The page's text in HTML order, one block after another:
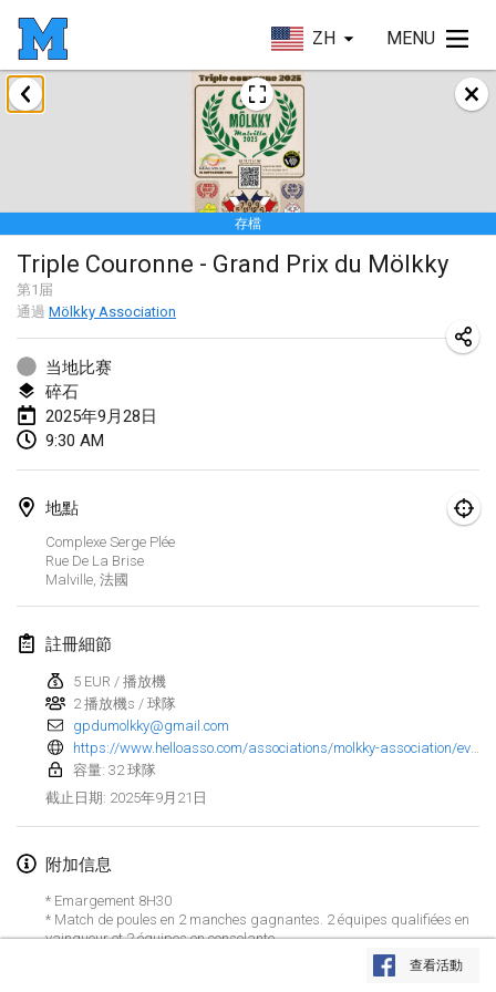
ZH MENU
显示列表
存檔
Triple Couronne - Grand Prix du Mölkky
第1 届
通過 Mölkky Association
当地比赛
碎石
2025年9月28日
9:30 AM
地點
Complexe Serge Plée
Rue De La Brise
Malville, 法國
註冊細節
5 EUR / 播放機
2 播放機s / 球隊
gpdumolkky@gmail.com
容量: 32 球隊
截止日期: 2025年9月21日
附加信息
* Emargement 8H30
* Match de poules en 2 manches gagnantes. 2 équipes qualifiées en
vainqueur et 2 équipes en consolante
du Mölkky integre le projet Triple Couronne ou le
challenge demandé sera de remporter les 3 événements ( 24h, 500
查看活動
2025年1月
Tournoi Mixte ASPTTOM
法國
Indoor Polish Open 2025 - Singles
2025年1月18日|波蘭
Tournoi de St Max
2025年1月19日|法國
Indoor Polish Open 2025 - Doubles
2025年1月19日
Tournoi de Mölkky - Lesfous Dubâtonvaigeois
2025年1月25日
2025年2月
US Mölkky Winter
2025年2月7日
Open des vendanges tardives
2025年2月8日|
Indoor de la CASAS
2025年2月15日 |法國
2025年2月15日
Warm-up EM Indoor